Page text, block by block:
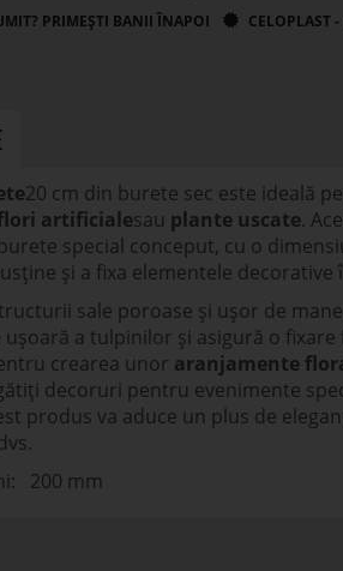
20 cm din burete sec este ideală
artificialesau plante uscate.
special conceput, cu o
și a fixa elementele
sale poroase și ușor de
a tulpinilor și asigură o fixare
crearea unor aranjamente
decoruri pentru evenimente
produs va aduce un plus de
200 mm